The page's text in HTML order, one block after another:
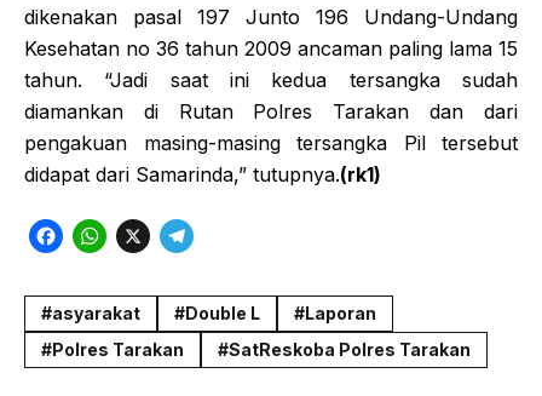
dikenakan pasal 197 Junto 196 Undang-Undang
Kesehatan no 36 tahun 2009 ancaman paling lama 15
tahun. “Jadi saat ini kedua tersangka sudah
diamankan di Rutan Polres Tarakan dan dari
pengakuan masing-masing tersangka Pil tersebut
didapat dari Samarinda,” tutupnya.(rk1)
F
c
e
W
a
t
X
T
e
asyarakat Double L
Laporan
Polres Tarakan
SatReskoba Polres Tarakan